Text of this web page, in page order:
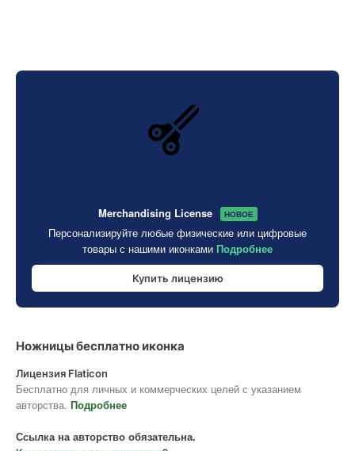
Merchandising License НОВОЕ
Персонализируйте любые физические или цифровые
товары с нашими иконками Подробнее
Купить лицензию
Ножницы бесплатно иконка
Лицензия Flaticon
Бесплатно для личных и коммерческих целей с указанием
авторства. Подробнее
Ссылка на авторство обязательна.